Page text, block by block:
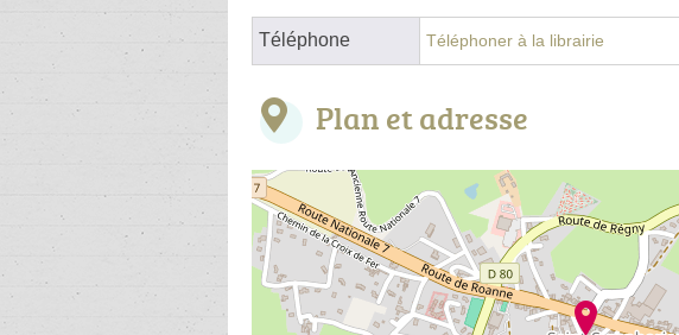
Téléphone Téléphoner à la librairie
Plan et adresse